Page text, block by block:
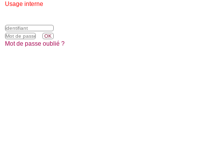
Usage interne
Mot de passe oublié ?